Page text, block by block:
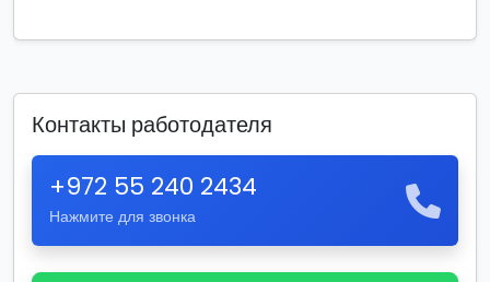
Контакты работодателя
+972 55 240 2434
Нажмите для звонка